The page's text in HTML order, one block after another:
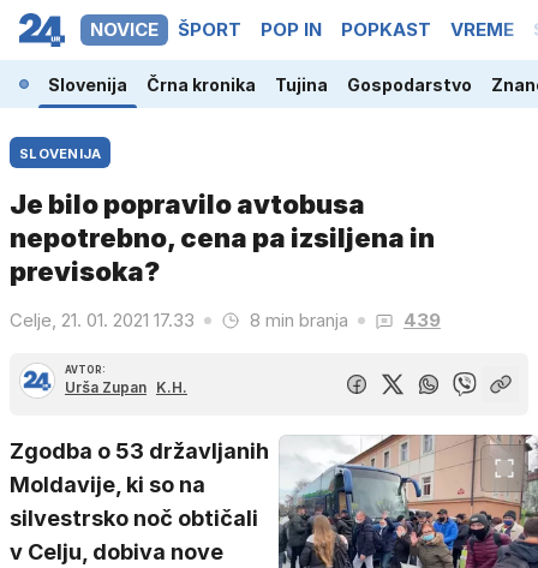
NOVICE ŠPORT POP IN POPKAST VREME
Slovenija Črna kronika Tujina Gospodarstvo
SLOVENIJA
Je bilo popravilo avtobusa
nepotrebno, cena pa izsiljena in
previsoka?
Celje, 21. 01. 2021 17.33 8 min branja 439
AVTOR:
Urša Zupan K.H.
Zgodba o 53 državljanih
Moldavije, ki so na
silvestrsko noč obtičali
v Celju, dobiva nove